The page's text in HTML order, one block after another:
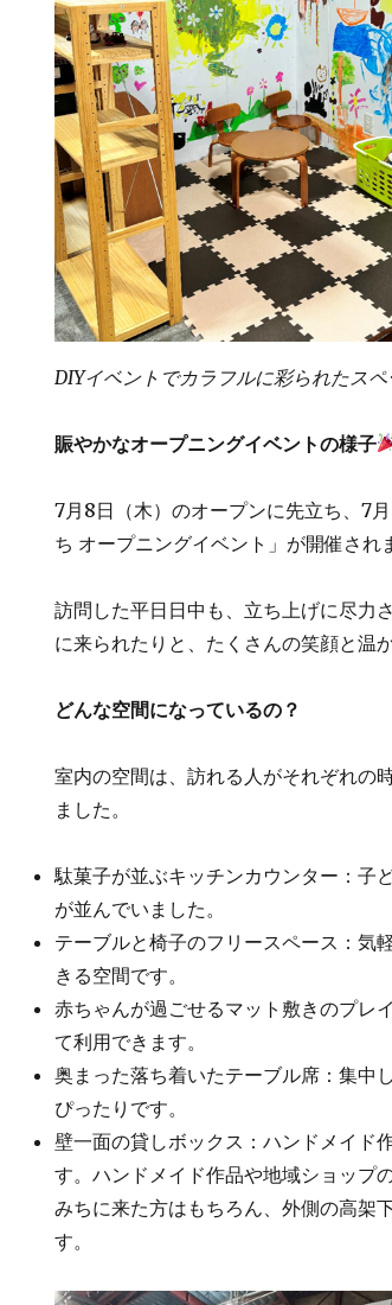
DIYイベントでカラフルに彩られたスペ
賑やかなオープニングイベントの様子
7月8日（木）のオープンに先立ち、7
ち オープニングイベント」が開催され
訪問した平日日中も、立ち上げに尽力
に来られたりと、たくさんの笑顔と温
どんな空間になっているの？
室内の空間は、訪れる人がそれぞれの
ました。
駄菓子が並ぶキッチンカウンター：子
が並んでいました。
テーブルと椅子のフリースペース：気
きる空間です。
赤ちゃんが過ごせるマット敷きのプレ
て利用できます。
奥まった落ち着いたテーブル席：集中
ぴったりです。
壁一面の貸しボックス：ハンドメイド
す。ハンドメイド作品や地域ショップ
みちに来た方はもちろん、外側の高架
す。